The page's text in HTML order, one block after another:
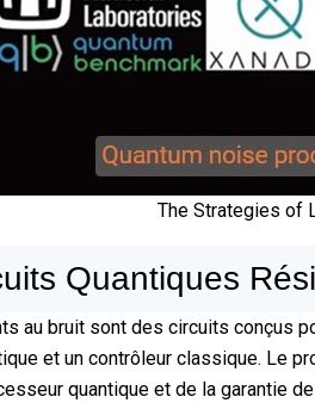
The Strategies of
Quantiques
au bruit sont des circuits conçus
et un contrôleur classique. Le
quantique et de la garantie